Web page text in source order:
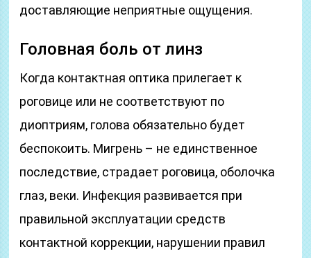
доставляющие неприятные ощущения.
Головная боль от линз
Когда контактная оптика прилегает к
роговице или не соответствуют по
диоптриям, голова обязательно будет
беспокоить. Мигрень – не единственное
последствие, страдает роговица, оболочка
глаз, веки. Инфекция развивается при
правильной эксплуатации средств
контактной коррекции, нарушении правил